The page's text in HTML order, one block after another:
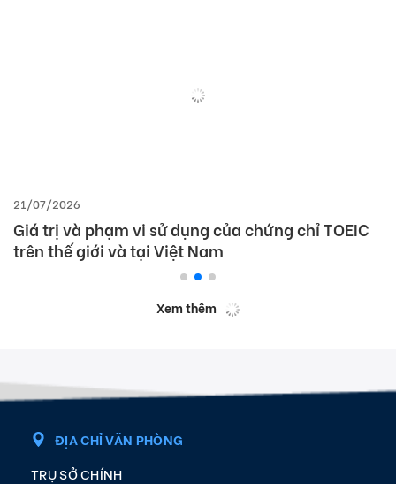
21/07/2026
Giá trị và phạm vi sử dụng của chứng chỉ TOEIC
trên thế giới và tại Việt Nam
Xem thêm
ĐỊA CHỈ VĂN PHÒNG
TRỤ SỞ CHÍNH